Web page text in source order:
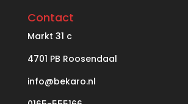
Contact
Markt 31 c
4701 PB Roosendaal
info@bekaro.nl